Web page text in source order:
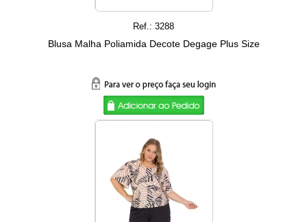
Ref.: 3288
Blusa Malha Poliamida Decote Degage Plus Size